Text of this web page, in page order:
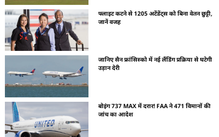
फ्लाइट कटने से 1205 अटेंडेंट्स को बिना वेतन छुट्टी,
जानें वजह
जानिए सैन फ्रांसिस्को में नई लैंडिंग प्रक्रिया से घटेगी
उड़ान देरी
बोइंग 737 MAX में दरार! FAA ने 471 विमानों की
जांच का आदेश